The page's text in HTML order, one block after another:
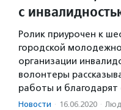
с
Ролик приурочен к
городской
организации
волонтеры
работы и
Новости · 16.06.2020 ·